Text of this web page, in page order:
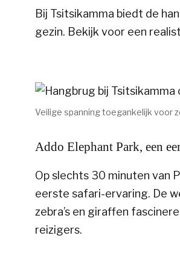
Bij Tsitsikamma biedt de
gezin. Bekijk voor een
Veilige spanning toegankelijk voor
Addo Elephant Park, een
Op slechts 30 minuten van
eerste safari-ervaring. De
zebra’s en giraffen
reizigers.